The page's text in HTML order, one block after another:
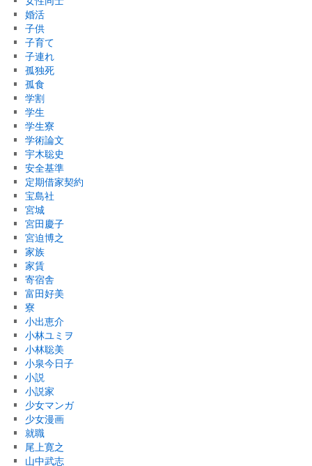
婚活
子供
子育て
子連れ
孤独死
孤食
学割
学生
学生寮
学術論文
宇木聡史
安全基準
定期借家契約
宝島社
宮城
宮田慶子
宮迫博之
家族
家賃
寄宿舎
富田好美
寮
小出恵介
小林ユミヲ
小林聡美
小泉今日子
小説
小説家
少女マンガ
少女漫画
就職
尾上寛之
山中武志